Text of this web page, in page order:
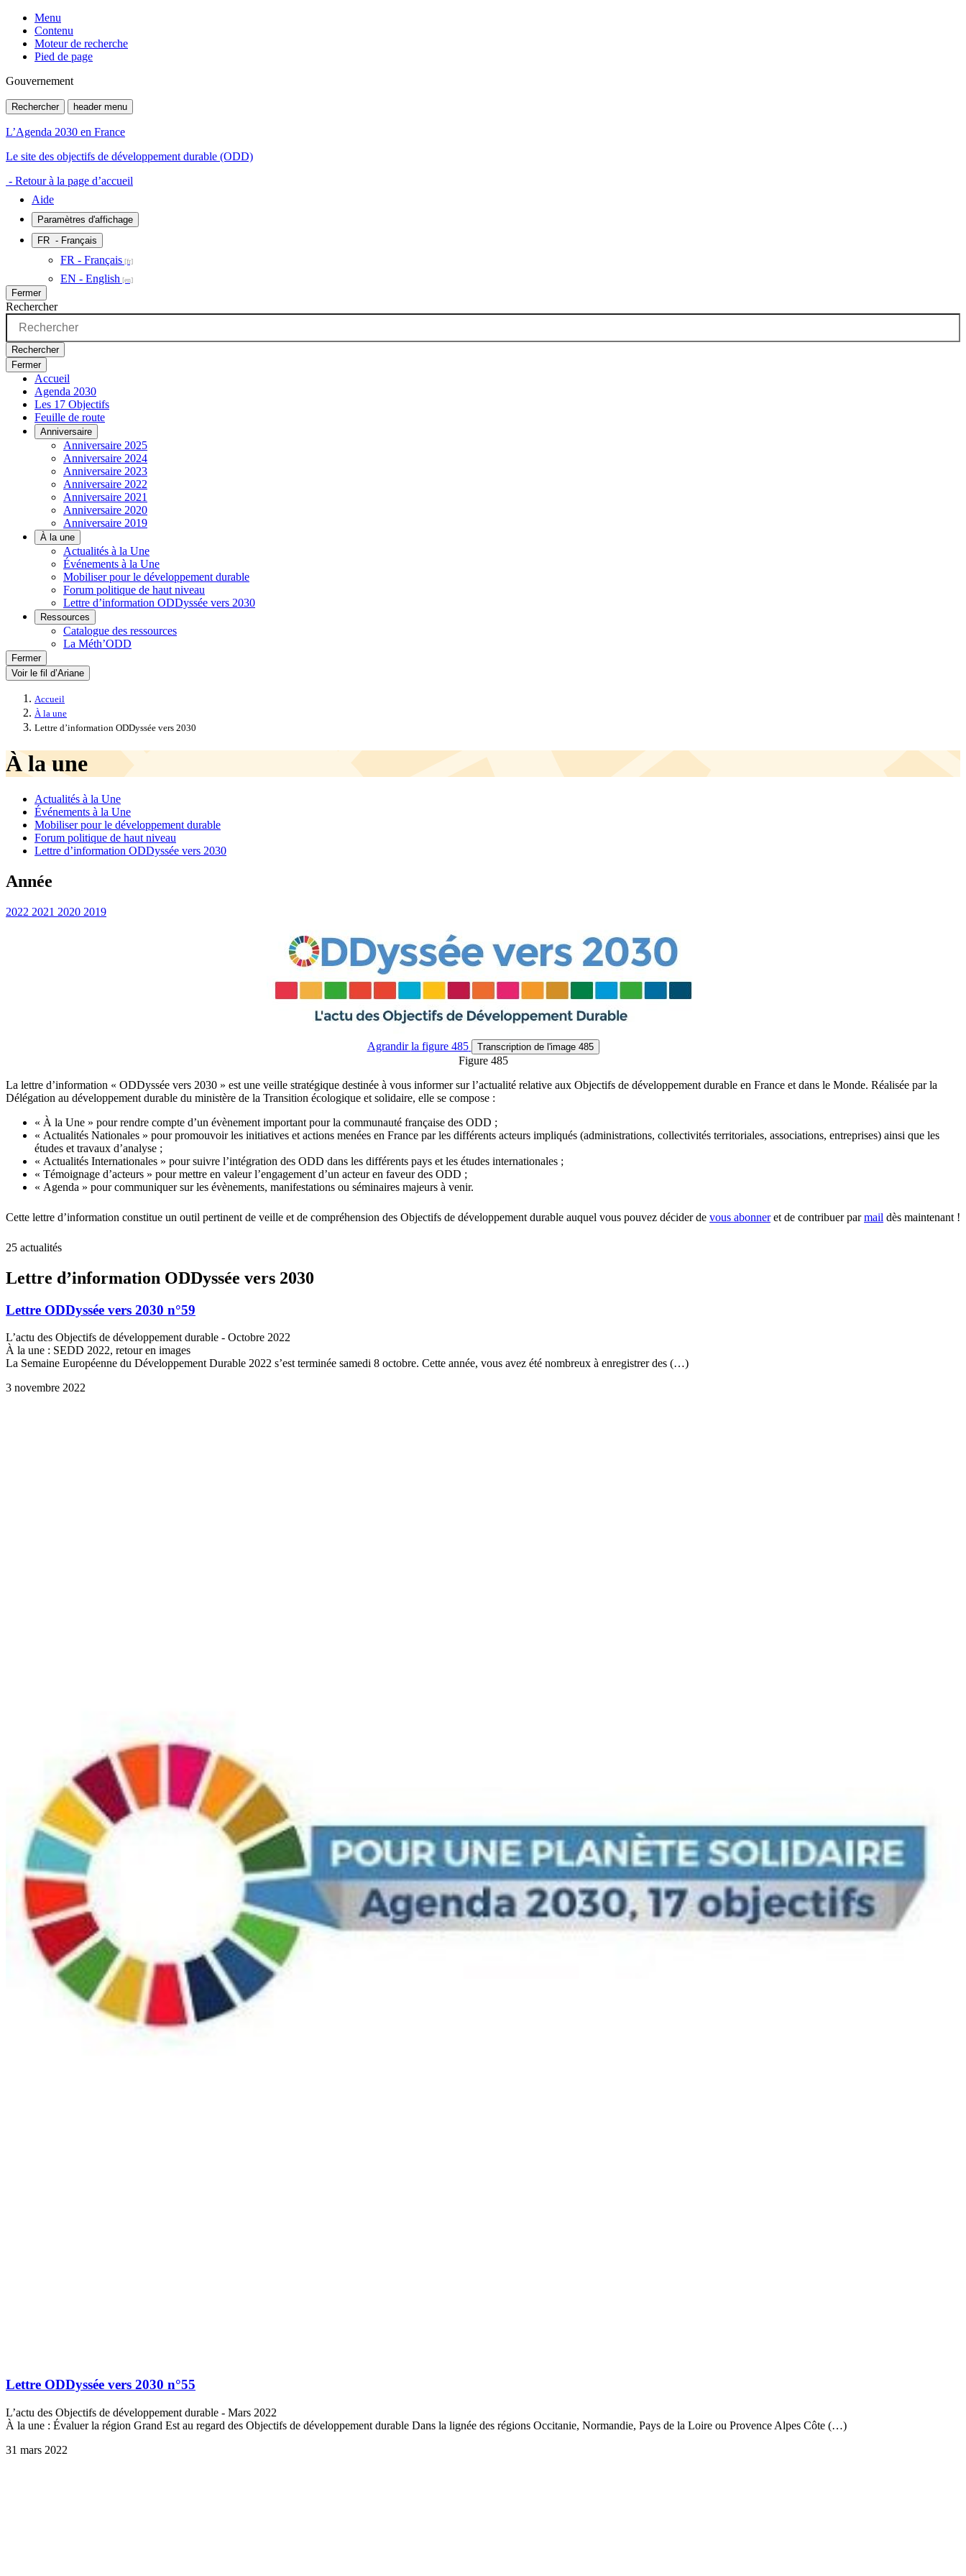
Menu
Contenu
Moteur de recherche
Pied de page
Gouvernement
Rechercher header menu
L’Agenda 2030 en France
Le site des objectifs de développement durable (ODD)
- Retour à la page d’accueil
Aide
Paramètres d'affichage
FR - Français
FR - Français
EN - English
Fermer
Rechercher
Rechercher
Fermer
Accueil
Agenda 2030
Les 17 Objectifs
Feuille de route
Anniversaire
Anniversaire 2025
Anniversaire 2024
Anniversaire 2023
Anniversaire 2022
Anniversaire 2021
Anniversaire 2020
Anniversaire 2019
À la une
Actualités à la Une
Événements à la Une
Mobiliser pour le développement durable
Forum politique de haut niveau
Lettre d’information ODDyssée vers 2030
Ressources
Catalogue des ressources
La Méth’ODD
Fermer
Voir le fil d’Ariane
Accueil
À la une
Lettre d’information ODDyssée vers 2030
À la une
Actualités à la Une
Événements à la Une
Mobiliser pour le développement durable
Forum politique de haut niveau
Lettre d’information ODDyssée vers 2030
Année
2022 2021 2020 2019
Agrandirla figure 485 Transcription de l'image 485
Figure 485
La lettre d’information « ODDyssée vers 2030 » est une veille stratégique destinée à vous informer sur l’actualité relative aux Objectifs de développement durable en France et dans le Monde. Réalisée par la
Délégation au développement durable du ministère de la Transition écologique et solidaire, elle se compose :
« À la Une » pour rendre compte d’un évènement important pour la communauté française des ODD ;
« Actualités Nationales » pour promouvoir les initiatives et actions menées en France par les différents acteurs impliqués (administrations, collectivités territoriales, associations, entreprises) ainsi que les
études et travaux d’analyse ;
« Actualités Internationales » pour suivre l’intégration des ODD dans les différents pays et les études internationales ;
« Témoignage d’acteurs » pour mettre en valeur l’engagement d’un acteur en faveur des ODD ;
« Agenda » pour communiquer sur les évènements, manifestations ou séminaires majeurs à venir.
Cette lettre d’information constitue un outil pertinent de veille et de compréhension des Objectifs de développement durable auquel vous pouvez décider de vous abonneret de contribuer parmail dès maintenant !
25 actualités
Lettre d’information ODDyssée vers 2030
Lettre ODDyssée vers 2030 n°59
L’actu des Objectifs de développement durable - Octobre 2022
À la une : SEDD 2022, retour en images
La Semaine Européenne du Développement Durable 2022 s’est terminée samedi 8 octobre. Cette année, vous avez été nombreux à enregistrer des (…)
3 novembre 2022
Lettre ODDyssée vers 2030 n°55
L’actu des Objectifs de développement durable - Mars 2022
À la une : Évaluer la région Grand Est au regard des Objectifs de développement durable Dans la lignée des régions Occitanie, Normandie, Pays de la Loire ou Provence Alpes Côte (…)
31 mars 2022